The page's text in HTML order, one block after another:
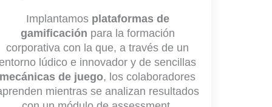
Implantamos plataformas de
gamificación para la formación
corporativa con la que, a través de un
lúdico e innovador y de sencillas
mecánicas de juego, los colaboradores
mientras se analizan resultados